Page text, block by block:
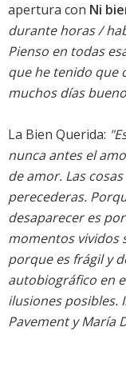
apertura con Ni
durante horas /
Pienso en todas
que he tenido que
muchos días
La Bien Querida:
nunca antes el
de amor. Las
perecederas.
desaparecer es
momentos vividos
porque es frágil y
autobiográfico en
ilusiones posibles.
Pavement y María